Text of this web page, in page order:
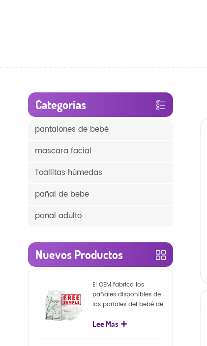
Categorías
pantalones de bebé
mascara facial
Toallitas húmedas
pañal de bebe
pañal adulto
Nuevos Productos
El OEM fabrica los
pañales disponibles de
los pañales del bebé de
capa superficial
Lee Mas